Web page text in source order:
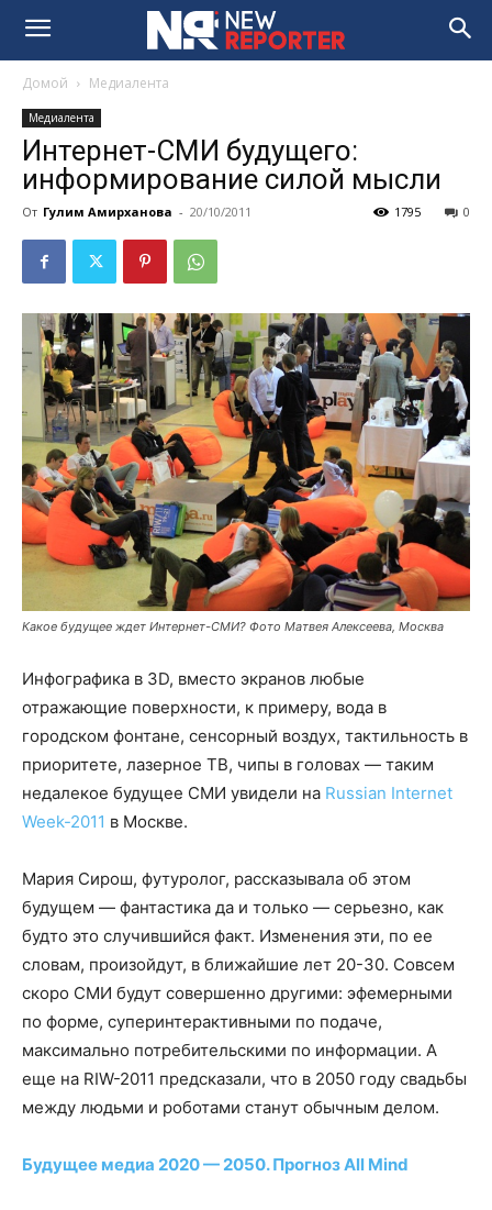
Домой Медиалента
Медиалента
Интернет-СМИ будущего:
информирование силой мысли
От Гулим Амирханова - 20/10/2011 0
1795
Какое будущее ждет Интернет-СМИ? Фото Матвея Алексеева, Москва
Инфографика в 3D, вместо экранов любые
отражающие поверхности, к примеру, вода в
городском фонтане, сенсорный воздух, тактильность в
приоритете, лазерное ТВ, чипы в головах — таким
недалекое будущее СМИ увидели на Russian Internet
Week-2011 в Москве.
Мария Сирош, футуролог, рассказывала об этом
будущем — фантастика да и только — серьезно, как
будто это случившийся факт. Изменения эти, по ее
словам, произойдут, в ближайшие лет 20-30. Cовсем
скоро СМИ будут совершенно другими: эфемерными
по форме, суперинтерактивными по подаче,
максимально потребительскими по информации. А
еще на RIW-2011 предсказали, что в 2050 году свадьбы
между людьми и роботами станут обычным делом.
Будущее медиа 2020 — 2050. Прогноз All Mind